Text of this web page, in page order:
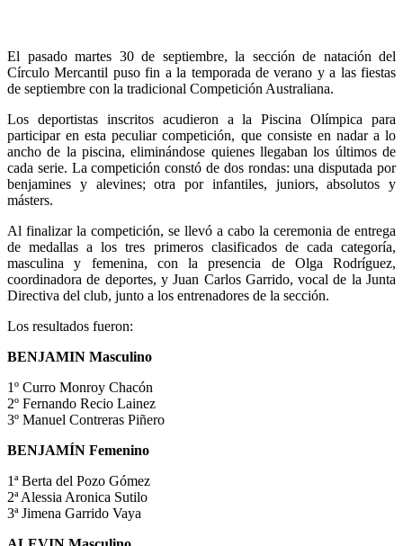
El pasado martes 30 de septiembre, la sección de natación del
Círculo Mercantil puso fin a la temporada de verano y a las fiestas
de septiembre con la tradicional Competición Australiana.
Los deportistas inscritos acudieron a la Piscina Olímpica para
participar en esta peculiar competición, que consiste en nadar a lo
ancho de la piscina, eliminándose quienes llegaban los últimos de
cada serie. La competición constó de dos rondas: una disputada por
benjamines y alevines; otra por infantiles, juniors, absolutos y
másters.
Al finalizar la competición, se llevó a cabo la ceremonia de entrega
de medallas a los tres primeros clasificados de cada categoría,
masculina y femenina, con la presencia de Olga Rodríguez,
coordinadora de deportes, y Juan Carlos Garrido, vocal de la Junta
Directiva del club, junto a los entrenadores de la sección.
Los resultados fueron:
BENJAMIN Masculino
1º Curro Monroy Chacón
2º Fernando Recio Lainez
3º Manuel Contreras Piñero
BENJAMÍN Femenino
1ª Berta del Pozo Gómez
2ª Alessia Aronica Sutilo
3ª Jimena Garrido Vaya